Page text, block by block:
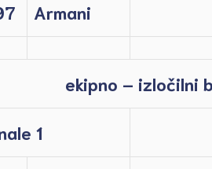
Armani
ekipno – izločilni
1